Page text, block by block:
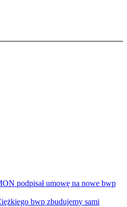
podpisał umowę na nowe bwp
bwp zbudujemy sami